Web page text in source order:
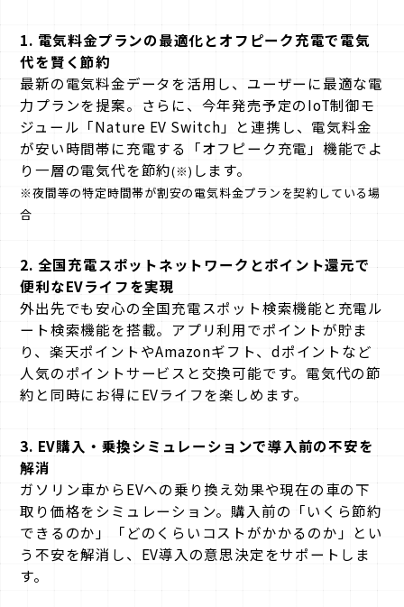
1. 電気料金プランの最適化とオフピーク充電で電気
代を賢く節約
最新の電気料金データを活用し、ユーザーに最適な電
力プランを提案。さらに、今年発売予定のIoT制御モ
ジュール「Nature EV Switch」と連携し、電気料金
が安い時間帯に充電する「オフピーク充電」機能でよ
り一層の電気代を節約(※) します。
※夜間等の特定時間帯が割安の電気料金プランを契約している場
合
2. 全国充電スポットネットワークとポイント還元で
便利なEVライフを実現
外出先でも安心の全国充電スポット検索機能と充電ル
ート検索機能を搭載。アプリ利用でポイントが貯ま
り、楽天ポイントやAmazonギフト、dポイントなど
人気のポイントサービスと交換可能です。電気代の節
約と同時にお得にEVライフを楽しめます。
3. EV購入・乗換シミュレーションで導入前の不安を
解消
ガソリン車からEVへの乗り換え効果や現在の車の下
取り価格をシミュレーション。購入前の「いくら節約
できるのか」「どのくらいコストがかかるのか」とい
う不安を解消し、EV導入の意思決定をサポートしま
す。